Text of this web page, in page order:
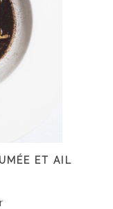
ET AIL